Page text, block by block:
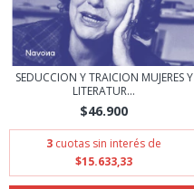
SEDUCCION Y TRAICION MUJERES Y
LITERATUR...
$46.900
3 cuotas sin interés de
$15.633,33